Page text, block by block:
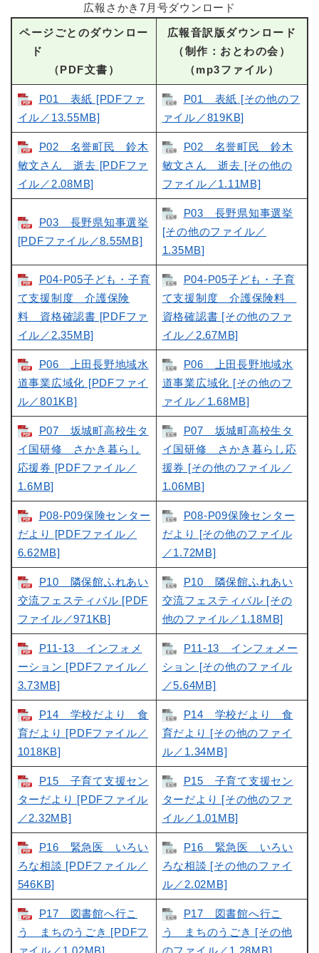
広報さかき7月号ダウンロード
ページごとのダウンロー
ド
（PDF文書）
広報音訳版ダウンロード
（制作：おとわの会）
（mp3ファイル）
P01 表紙 [PDFファ
イル／13.55MB]
P01 表紙 [その他のフ
ァイル／819KB]
P02 名誉町民 鈴木
敏文さん 逝去 [PDFファ
イル／2.08MB]
P02 名誉町民 鈴木
敏文さん 逝去 [その他の
ファイル／1.11MB]
P03 長野県知事選挙
[PDFファイル／8.55MB]
P03 長野県知事選挙
[その他のファイル／
1.35MB]
P04-P05子ども・子育
て支援制度 介護保険
料 資格確認書 [PDFファ
イル／2.35MB]
P04-P05子ども・子育
て支援制度 介護保険料
資格確認書 [その他のファ
イル／2.67MB]
P06 上田長野地域水
道事業広域化 [PDFファイ
ル／801KB]
P06 上田長野地域水
道事業広域化 [その他のフ
ァイル／1.68MB]
P07 坂城町高校生タ
イ国研修 さかき暮らし
応援券 [PDFファイル／
1.6MB]
P07 坂城町高校生タ
イ国研修 さかき暮らし応
援券 [その他のファイル／
1.06MB]
P08-P09保険センター
だより [PDFファイル／
6.62MB]
P08-P09保険センター
だより [その他のファイル
／1.72MB]
P10 隣保館ふれあい
交流フェスティバル [PDF
ファイル／971KB]
P10 隣保館ふれあい
交流フェスティバル [その
他のファイル／1.18MB]
P11-13 インフォメ
ーション [PDFファイル／
3.73MB]
P11-13 インフォメー
ション [その他のファイル
／5.64MB]
P14 学校だより 食
育だより [PDFファイル／
1018KB]
P14 学校だより 食
育だより [その他のファイ
ル／1.34MB]
P15 子育て支援セン
ターだより [PDFファイル
／2.32MB]
P15 子育て支援セン
ターだより [その他のファ
イル／1.01MB]
P16 緊急医 いろい
ろな相談 [PDFファイル／
546KB]
P16 緊急医 いろい
ろな相談 [その他のファイ
ル／2.02MB]
P17 図書館へ行こ
う まちのうごき [PDFフ
ァイル／1.02MB]
P17 図書館へ行こ
う まちのうごき [その他
のファイル／1.28MB]